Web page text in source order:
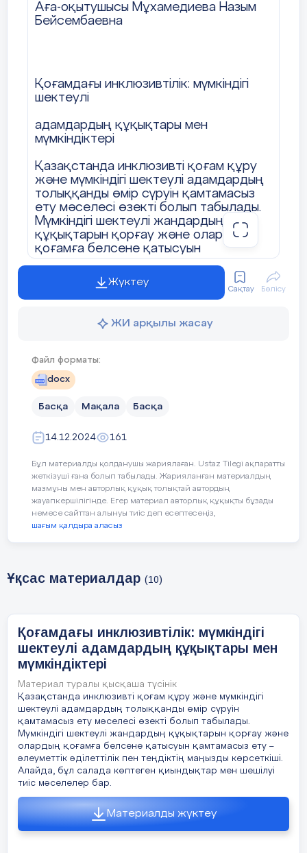
Аға-оқытушысы Мұхамедиева Назым
Бейсембаевна
Қоғамдағы инклюзивтілік: мүмкіндігі
шектеулі
адамдардың құқықтары мен
мүмкіндіктері
Қазақстанда инклюзивті қоғам құру
және мүмкіндігі шектеулі адамдардың
толыққанды өмір сүруін қамтамасыз
ету мәселесі өзекті болып табылады.
Мүмкіндігі шектеулі жандардың
құқықтарын қорғау және олардың
қоғамға белсене қатысуын
қамтамасыз ету – әлеуметтік
әділеттілік пен теңдіктің маңызды
көрсеткіші. Алайда, бұл салада
көптеген қиындықтар мен шешілуі тиіс
мәселелер бар.
құқықтары туралы конвенциясын 2015
жылы ратификациялады. Бұл қадам
елде мүмкіндігі шектеулі
және олардың өмір сапасын жақсарту
қабылдауға негіз болды. Қазақстанда
орналасуға арналған бірқатар
мемлекеттік бағдарламалар
әзірленген. Мысалы, «Қазақстан
Республикасында мүгедектердің
құқықтарын қамтамасыз ету және
негізгі мақсаты – мүмкіндігі шектеулі
жақсарту.
Мүмкіндігі шектеулі балаларға
арналған инклюзивті білім беру жүйесі
Қазақстанда енді дамып келеді. 2019
жылғы деректерге сәйкес,
Қазақстанда мектеп жасындағы 160
000-нан астам мүмкіндігі шектеулі
бала бар, бірақ олардың тек 40%-ға
жуығы жалпы білім беру мектептеріне
қатысады. Инклюзивті білім беру
арқылы балалардың қоғамға
бейімделуі мен әлеуметтенуі
жақсарады, алайда бұл бағытта әлі де
мұғалімдердің дайындық деңгейін
арттыру, оқу құралдарын бейімдеу
және мектептердің инфрақұрылымын
Жүктеу
Сақтау Бөлісу
ЖИ арқылы жасау
Файл форматы:
docx
Басқа Мақала Басқа
14.12.2024 161
Бұл материалды қолданушы жариялаған. Ustaz Tilegi ақпаратты
жеткізуші ғана болып табылады. Жарияланған материалдың
мазмұны мен авторлық құқық толықтай автордың
жауапкершілігінде. Егер материал авторлық құқықты бұзады
немесе сайттан алынуы тиіс деп есептесеңіз,
шағым қалдыра аласыз
Ұқсас материалдар (10)
Қоғамдағы инклюзивтілік: мүмкіндігі
шектеулі адамдардың құқықтары мен
мүмкіндіктері
Материал туралы қысқаша түсінік
Қазақстанда инклюзивті қоғам құру және мүмкіндігі
шектеулі адамдардың толыққанды өмір сүруін
қамтамасыз ету мәселесі өзекті болып табылады.
Мүмкіндігі шектеулі жандардың құқықтарын қорғау және
олардың қоғамға белсене қатысуын қамтамасыз ету –
әлеуметтік әділеттілік пен теңдіктің маңызды көрсеткіші.
Алайда, бұл салада көптеген қиындықтар мен шешілуі
тиіс мәселелер бар.
Материалды жүктеу